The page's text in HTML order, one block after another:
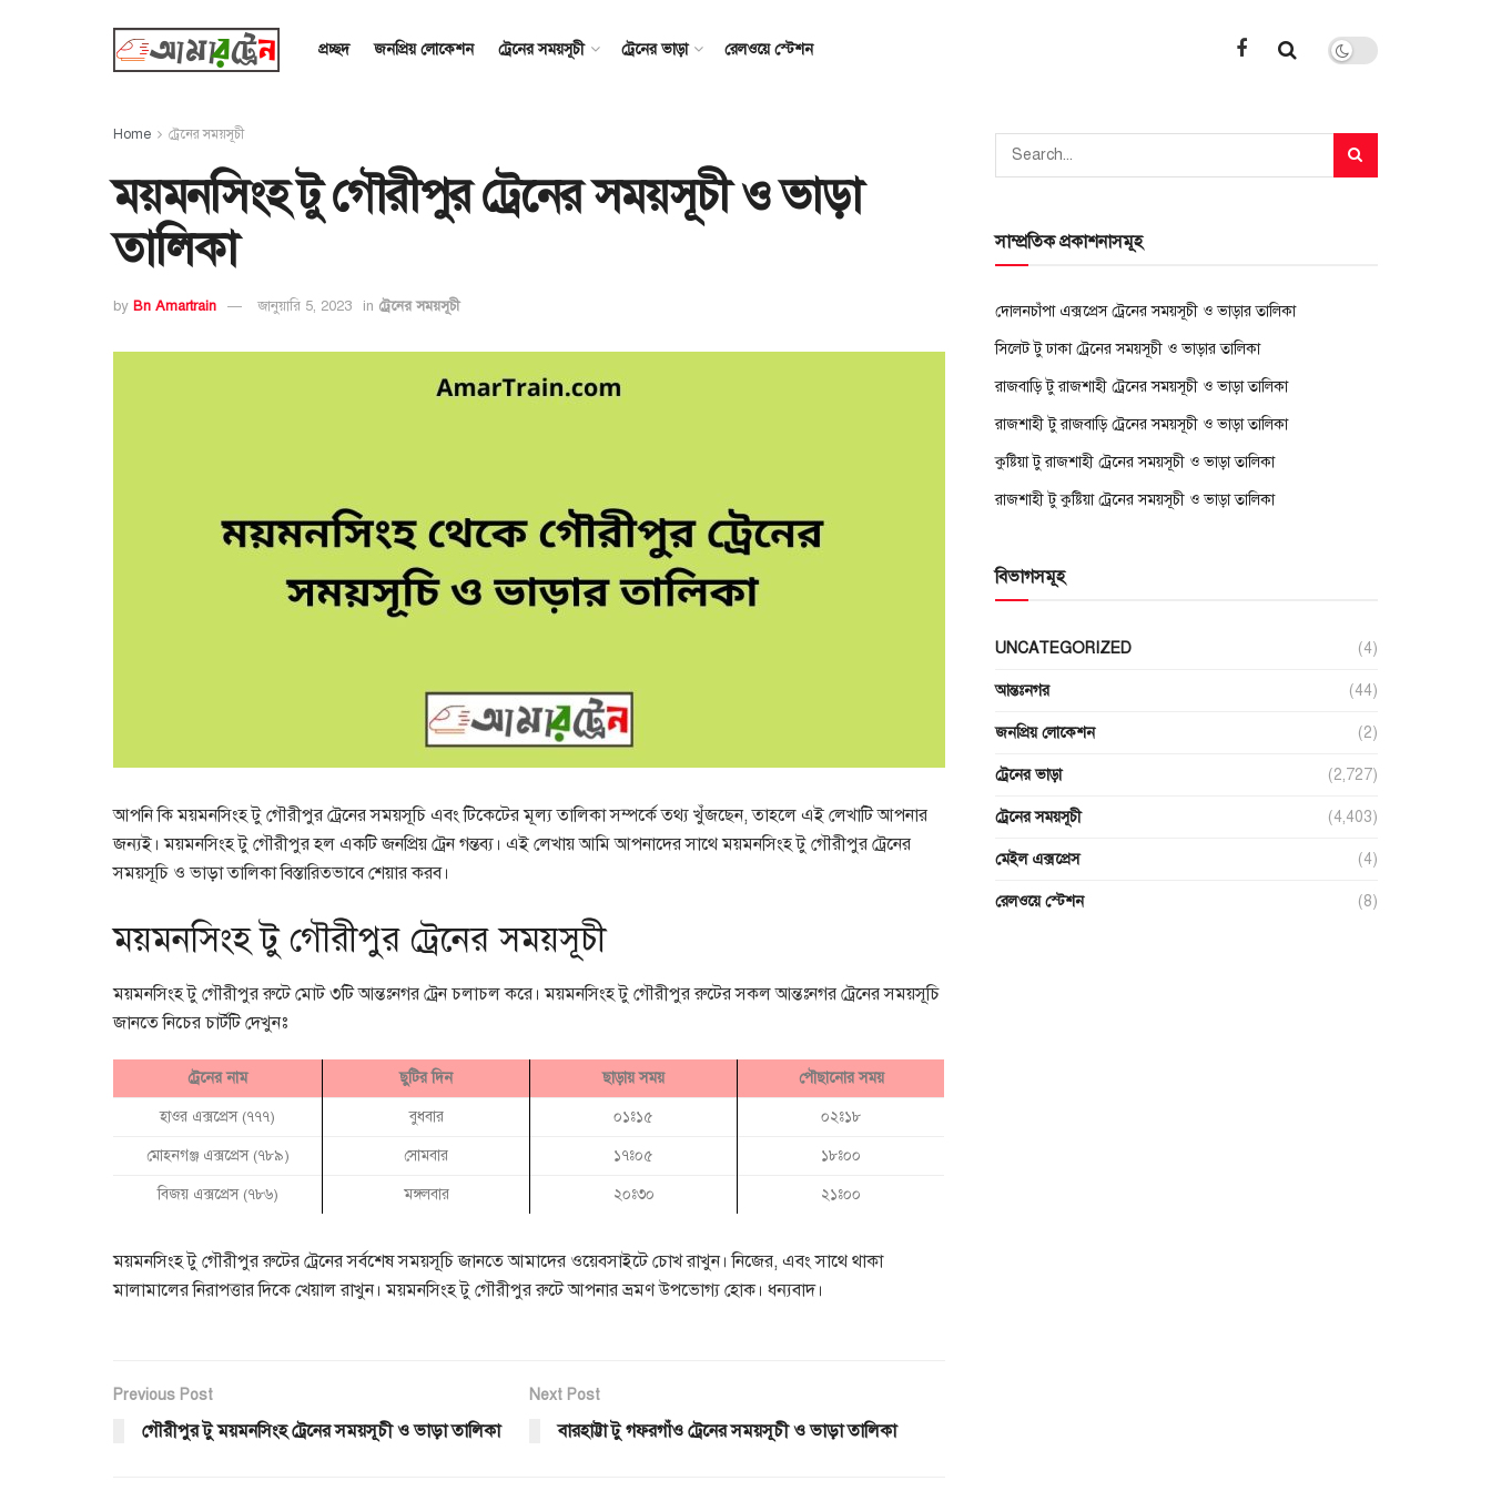
প্রচ্ছদ জনপ্রিয় লোকেশন ট্রেনের সময়সূচী ট্রেনের ভাড়া রেলওয়ে স্টেশন
Home ট্রেনের সময়সূচী
ময়মনসিংহ টু গৌরীপুর ট্রেনের সময়সূচী ও ভাড়া
তালিকা
by Bn Amartrain জানুয়ারি 5, 2023 in ট্রেনের সময়সূচী
আপনি কি ময়মনসিংহ টু গৌরীপুর ট্রেনের সময়সূচি এবং টিকেটের মূল্য তালিকা সম্পর্কে তথ্য খুঁজছেন, তাহলে এই লেখাটি আপনার
জন্যই। ময়মনসিংহ টু গৌরীপুর হল একটি জনপ্রিয় ট্রেন গন্তব্য। এই লেখায় আমি আপনাদের সাথে ময়মনসিংহ টু গৌরীপুর ট্রেনের
সময়সূচি ও ভাড়া তালিকা বিস্তারিতভাবে শেয়ার করব।
ময়মনসিংহ টু গৌরীপুর ট্রেনের সময়সূচী
ময়মনসিংহ টু গৌরীপুর রুটে মোট ৩টি আন্তঃনগর ট্রেন চলাচল করে। ময়মনসিংহ টু গৌরীপুর রুটের সকল আন্তঃনগর ট্রেনের সময়সূচি
জানতে নিচের চার্টটি দেখুনঃ
ট্রেনের নাম ছুটির দিন ছাড়ায় সময় পৌছানোর সময়
হাওর এক্সপ্রেস (৭৭৭) বুধবার ০১ঃ১৫ ০২ঃ১৮
মোহনগঞ্জ এক্সপ্রেস (৭৮৯) সোমবার ১৭ঃ০৫ ১৮ঃ০০
বিজয় এক্সপ্রেস (৭৮৬) মঙ্গলবার ২০ঃ৩০ ২১ঃ০০
ময়মনসিংহ টু গৌরীপুর রুটের ট্রেনের সর্বশেষ সময়সূচি জানতে আমাদের ওয়েবসাইটে চোখ রাখুন। নিজের, এবং সাথে থাকা
মালামালের নিরাপত্তার দিকে খেয়াল রাখুন। ময়মনসিংহ টু গৌরীপুর রুটে আপনার ভ্রমণ উপভোগ্য হোক। ধন্যবাদ।
Previous Post
গৌরীপুর টু ময়মনসিংহ ট্রেনের সময়সূচী ও ভাড়া তালিকা
Next Post
বারহাট্টা টু গফরগাঁও ট্রেনের সময়সূচী ও ভাড়া তালিকা
সাম্প্রতিক প্রকাশনাসমূহ
দোলনচাঁপা এক্সপ্রেস ট্রেনের সময়সূচী ও ভাড়ার তালিকা
সিলেট টু ঢাকা ট্রেনের সময়সূচী ও ভাড়ার তালিকা
রাজবাড়ি টু রাজশাহী ট্রেনের সময়সূচী ও ভাড়া তালিকা
রাজশাহী টু রাজবাড়ি ট্রেনের সময়সূচী ও ভাড়া তালিকা
কুষ্টিয়া টু রাজশাহী ট্রেনের সময়সূচী ও ভাড়া তালিকা
রাজশাহী টু কুষ্টিয়া ট্রেনের সময়সূচী ও ভাড়া তালিকা
বিভাগসমূহ
UNCATEGORIZED (4)
আন্তঃনগর (44)
জনপ্রিয় লোকেশন (2)
ট্রেনের ভাড়া (2,727)
ট্রেনের সময়সূচী (4,403)
মেইল এক্সপ্রেস (4)
রেলওয়ে স্টেশন (8)